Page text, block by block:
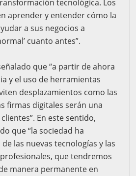
tecnológica. Los
aprender y entender cómo la
a sus negocios a
cuanto antes”.
que “a partir de ahora
y el uso de herramientas
desplazamientos como las
firmas digitales serán una
En este sentido,
que “la sociedad ha
las nuevas tecnologías y las
que tendremos
manera permanente en